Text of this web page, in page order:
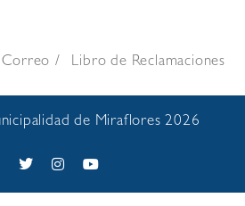
Correo Libro de Reclamaciones
de Miraflores 2026